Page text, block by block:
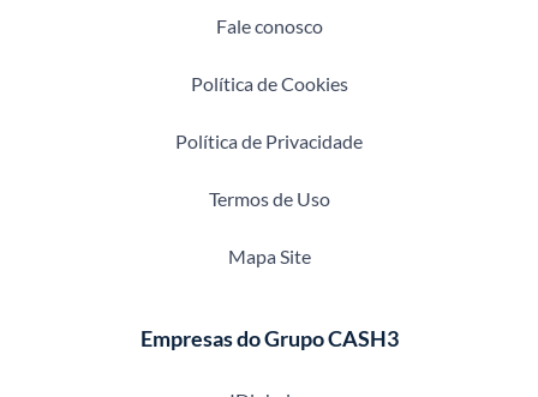
Fale conosco
Política de Cookies
Política de Privacidade
Termos de Uso
Mapa Site
Empresas do Grupo CASH3